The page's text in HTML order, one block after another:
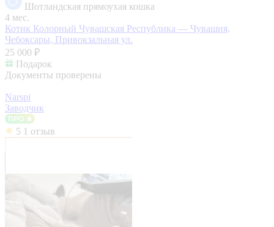
Шотландская прямоухая кошка
4 мес.
Котик Колорный Чувашская Республика — Чувашия,
Чебоксары, Привокзальная ул.
25 000 ₽
Подарок
Документы проверены
Narspi
Заводчик
5 1 отзыв